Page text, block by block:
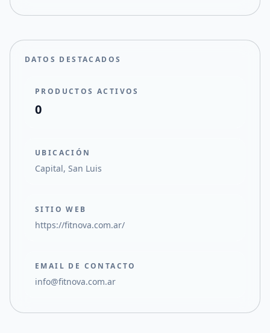
DATOS DESTACADOS
PRODUCTOS ACTIVOS
0
UBICACIÓN
Capital, San Luis
SITIO WEB
https://fitnova.com.ar/
EMAIL DE CONTACTO
info@fitnova.com.ar